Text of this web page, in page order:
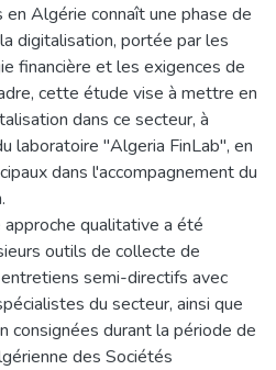
Algérie connaît une phase de
digitalisation, portée par les
financière et les exigences de
cette étude vise à mettre en
dans ce secteur, à
laboratoire "Algeria FinLab", en
dans l'accompagnement du
qualitative a été
outils de collecte de
semi-directifs avec
du secteur, ainsi que
consignées durant la période de
des Sociétés